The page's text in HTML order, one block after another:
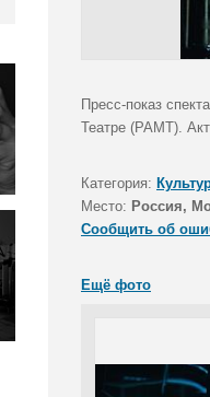
Пресс-показ
Театре (РАМТ).
Категория:
Место: Россия,
Сообщить об
Ещё фото